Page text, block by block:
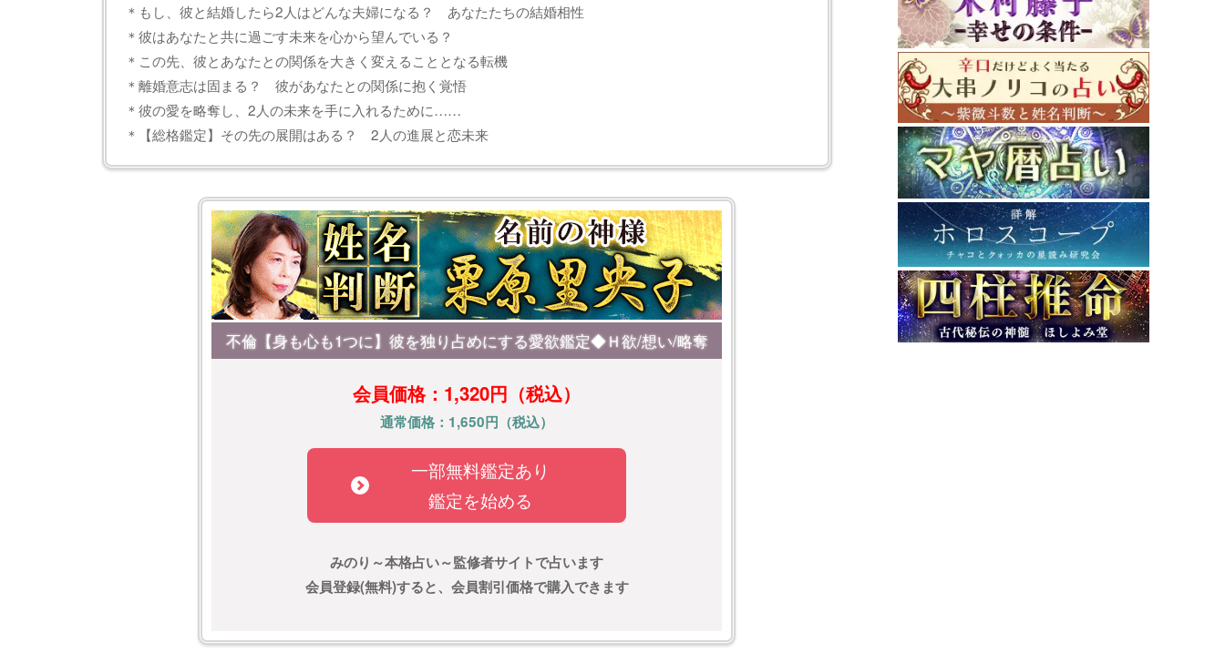
＊もし、彼と結婚したら2人はどんな夫婦になる？ あなたたちの結婚相性
＊彼はあなたと共に過ごす未来を心から望んでいる？
＊この先、彼とあなたとの関係を大きく変えることとなる転機
＊離婚意志は固まる？ 彼があなたとの関係に抱く覚悟
＊彼の愛を略奪し、2人の未来を手に入れるために……
＊【総格鑑定】その先の展開はある？ 2人の進展と恋未来
不倫【身も心も1つに】彼を独り占めにする愛欲鑑定◆Ｈ欲/想い/略奪
会員価格：1,320円（税込）
通常価格：1,650円（税込）
一部無料鑑定あり
鑑定を始める
みのり～本格占い～監修者サイトで占います
会員登録(無料)すると、会員割引価格で購入できます